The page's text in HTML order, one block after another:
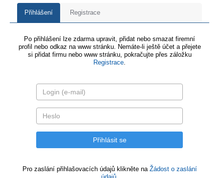
Přihlášení Registrace
Po přihlášení lze zdarma upravit, přidat nebo smazat firemní
profil nebo odkaz na www stránku. Nemáte-li ještě účet a přejete
si přidat firmu nebo www stránku, pokračujte přes záložku
Registrace.
Pro zaslání přihlašovacích údajů klikněte na Žádost o zaslání